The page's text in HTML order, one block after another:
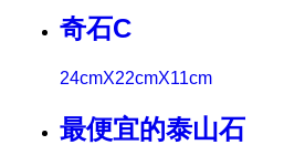
奇石C
24cmX22cmX11cm
最便宜的泰山石